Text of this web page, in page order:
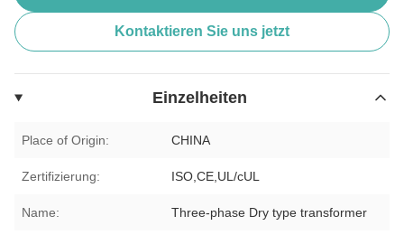
Kontaktieren Sie uns jetzt
Einzelheiten
Place of Origin: CHINA
Zertifizierung: ISO,CE,UL/cUL
Name: Three-phase Dry type transformer